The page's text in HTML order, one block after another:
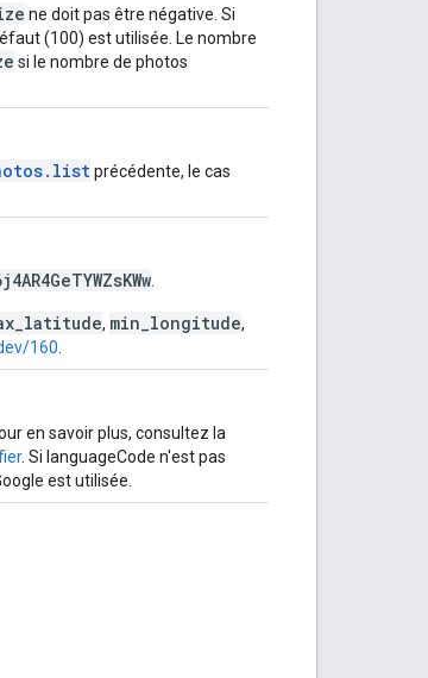
ne doit pas être négative. Si
(100) est utilisée. Le nombre
si le nombre de photos
précédente, le cas
, min_longitude,
160
en savoir plus, consultez la
. Si languageCode n'est pas
est utilisée.